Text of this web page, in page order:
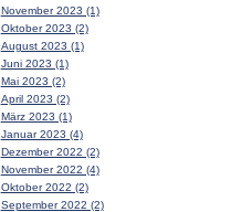
November 2023 (1)
Oktober 2023 (2)
August 2023 (1)
Juni 2023 (1)
Mai 2023 (2)
April 2023 (2)
März 2023 (1)
Januar 2023 (4)
Dezember 2022 (2)
November 2022 (4)
Oktober 2022 (2)
September 2022 (2)